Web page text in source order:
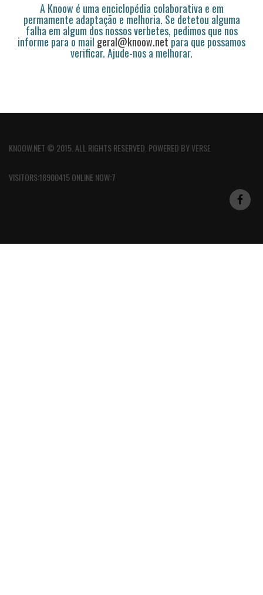
A Knoow é uma enciclopédia colaborativa e em
permamente adaptação e melhoria. Se detetou alguma
falha em algum dos nossos verbetes, pedimos que nos
informe para o mail geral@knoow.netpara que possamos
verificar. Ajude-nos a melhorar.
KNOOW.NET © 2015. ALL RIGHTS RESERVED. POWERED BYVERSE
VISITORS:18900415 ONLINE NOW:7